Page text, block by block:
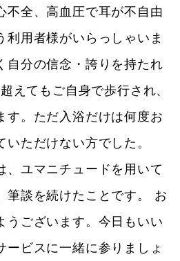
不全、高血圧で耳が不自由
利用者様がいらっしゃいま
自分の信念・誇りを持たれ
えてもご自身で歩行され、
す。ただ入浴だけは何度お
いただけない方でした。
、ユマニチュードを用いて
筆談を続けたことです。 お
うございます。今日もいい
ービスに一緒に参りましょ